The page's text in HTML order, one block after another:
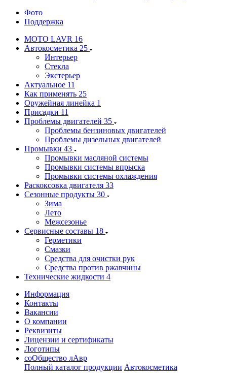
Фото
Поддержка
MOTO LAVR 16
Автокосметика 25
Интерьер
Стекла
Экстерьер
Актуальное 11
Как применять 25
Оружейная линейка 1
Присадки 11
Проблемы двигателей 35
Проблемы бензиновых двигателей
Проблемы дизельных двигателей
Промывки 43
Промывки масляной системы
Промывки системы впрыска
Промывки системы охлаждения
Раскоксовка двигателя 33
Сезонные продукты 30
Зима
Лето
Межсезонье
Сервисные составы 18
Герметики
Смазки
Средства для очистки рук
Средства против ржавчины
Технические жидкости 4
Информация
Контакты
Вакансии
О компании
Реквизиты
Лицензии и сертификаты
Логотипы
соОбщество лАвр
Полный каталог продукции Автокосметика